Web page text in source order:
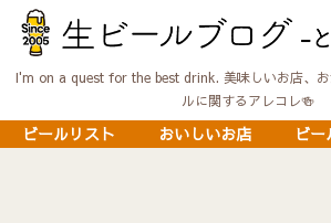
I'm on a quest for the best drink. 美味しいお店、
ルに関するアレコレ🍻
ビールリスト おいしいお店 ビ